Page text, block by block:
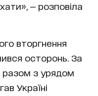
— розповіла
вторгнення
осторонь. За
разом з урядом
Україні